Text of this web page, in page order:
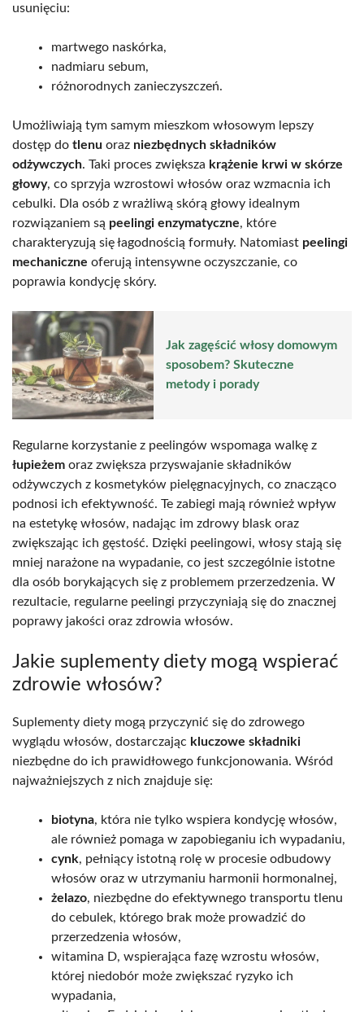
usunięciu:
martwego naskórka,
nadmiaru sebum,
różnorodnych zanieczyszczeń.
Umożliwiają tym samym mieszkom włosowym lepszy
dostęp do tlenu oraz niezbędnych składników
odżywczych. Taki proces zwiększa krążenie krwi w skórze
głowy, co sprzyja wzrostowi włosów oraz wzmacnia ich
cebulki. Dla osób z wrażliwą skórą głowy idealnym
rozwiązaniem są peelingi enzymatyczne, które
charakteryzują się łagodnością formuły. Natomiast peelingi
mechaniczne oferują intensywne oczyszczanie, co
poprawia kondycję skóry.
Jak zagęścić włosy domowym
sposobem? Skuteczne
metody i porady
Regularne korzystanie z peelingów wspomaga walkę z
łupieżem oraz zwiększa przyswajanie składników
odżywczych z kosmetyków pielęgnacyjnych, co znacząco
podnosi ich efektywność. Te zabiegi mają również wpływ
na estetykę włosów, nadając im zdrowy blask oraz
zwiększając ich gęstość. Dzięki peelingowi, włosy stają się
mniej narażone na wypadanie, co jest szczególnie istotne
dla osób borykających się z problemem przerzedzenia. W
rezultacie, regularne peelingi przyczyniają się do znacznej
poprawy jakości oraz zdrowia włosów.
Jakie suplementy diety mogą wspierać
zdrowie włosów?
Suplementy diety mogą przyczynić się do zdrowego
wyglądu włosów, dostarczając kluczowe składniki
niezbędne do ich prawidłowego funkcjonowania. Wśród
najważniejszych z nich znajduje się:
biotyna, która nie tylko wspiera kondycję włosów,
ale również pomaga w zapobieganiu ich wypadaniu,
cynk, pełniący istotną rolę w procesie odbudowy
włosów oraz w utrzymaniu harmonii hormonalnej,
żelazo, niezbędne do efektywnego transportu tlenu
do cebulek, którego brak może prowadzić do
przerzedzenia włosów,
witamina D, wspierająca fazę wzrostu włosów,
której niedobór może zwiększać ryzyko ich
wypadania,